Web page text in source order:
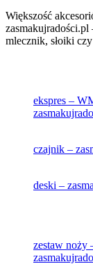
Większość
mlecznik, słoiki
ekspres –
czajnik –
deski –
zestaw noży